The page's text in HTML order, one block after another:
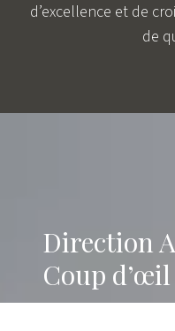
d’excellence et de
de
Direction
Coup d’œil
Depuis plus de